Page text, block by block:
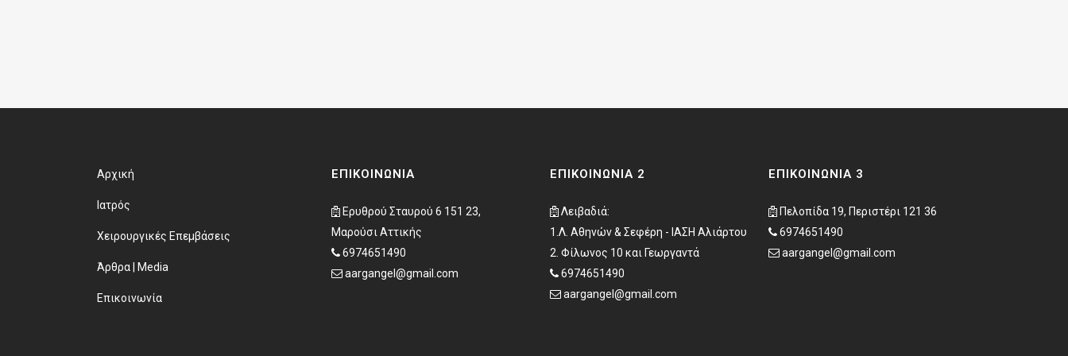
Αρχική
Ιατρός
Χειρουργικές Επεμβάσεις
Άρθρα | Μedia
Επικοινωνία
ΕΠΙΚΟΙΝΩΝΊΑ
Ερυθρού Σταυρού 6 151 23,
Μαρούσι Αττικής
6974651490
aargangel@gmail.com
ΕΠΙΚΟΙΝΩΝΊΑ 2
Λειβαδιά:
1.Λ. Αθηνών & Σεφέρη - ΙΑΣΗ Αλιάρτου
2. Φίλωνος 10 και Γεωργαντά
6974651490
aargangel@gmail.com
ΕΠΙΚΟΙΝΩΝΊΑ 3
Πελοπίδα 19, Περιστέρι 121 36
6974651490
aargangel@gmail.com